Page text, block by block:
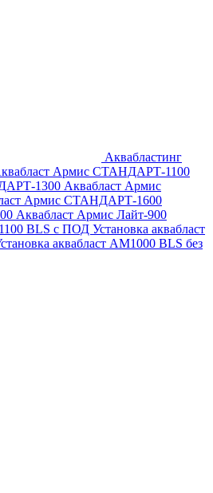
Аквабластинг
Армис СТАНДАРТ-1100
1300 Аквабласт Армис
Армис СТАНДАРТ-1600
Аквабласт Армис Лайт-900
BLS с ПОД Установка аквабласт
аквабласт AM1000 BLS без